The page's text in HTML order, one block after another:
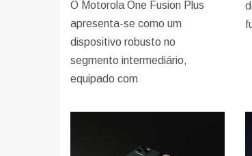
O Motorola One Fusion Plus
apresenta-se como um
dispositivo robusto no
segmento intermediário,
equipado com